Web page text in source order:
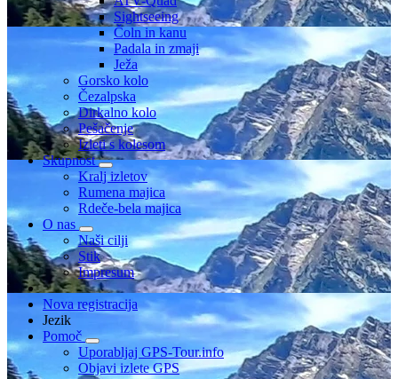
Sightseeing
Čoln in kanu
Padala in zmaji
Ježa
Gorsko kolo
Čezalpska
Dirkalno kolo
Pešačenje
Izleti s kolesom
Skupnost
Kralj izletov
Rumena majica
Rdeče-bela majica
O nas
Naši cilji
Stik
Impresum
Nova registracija
Jezik
Pomoč
Uporabljaj GPS-Tour.info
Objavi izlete GPS